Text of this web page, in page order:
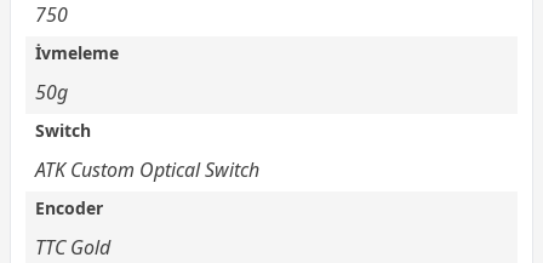
750
İvmeleme
50g
Switch
ATK Custom Optical Switch
Encoder
TTC Gold